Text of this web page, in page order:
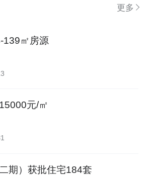
更多
139㎡房源
元/㎡
期）获批住宅184套